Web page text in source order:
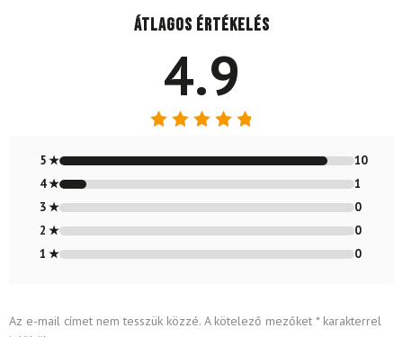
Átlagos értékelés
4.9
4.91/ 5
5 ★
10
4 ★
1
3 ★
0
2 ★
0
1 ★
0
Az e-mail címet nem tesszük közzé. A kötelező mezőket *karakterrel